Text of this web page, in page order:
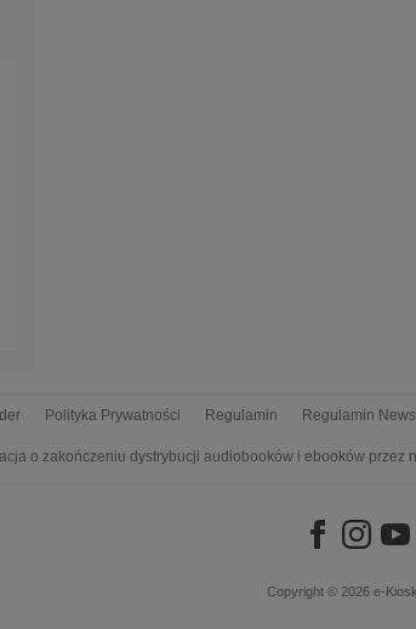
Polityka Prywatności Regulamin Regulamin
o zakończeniu dystrybucji audiobooków i ebooków przez
Copyright © 2026 e-